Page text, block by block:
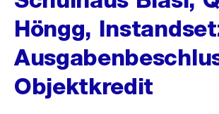
Höngg,
Objektkredit